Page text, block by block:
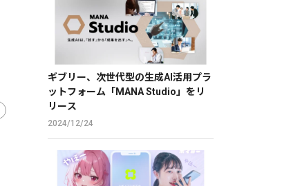
ギブリー、次世代型の生成AI活用プラ
ットフォーム「MANA Studio」をリ
リース
2024/12/24